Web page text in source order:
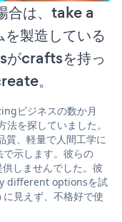
合は、take a
製造している
がcraftsを持っ
。
ビジネスの数か月
を探していました。
、軽量で人間工学に
示します。彼らの
しませんでした。彼
different optionsを試
見えず、不格好で使